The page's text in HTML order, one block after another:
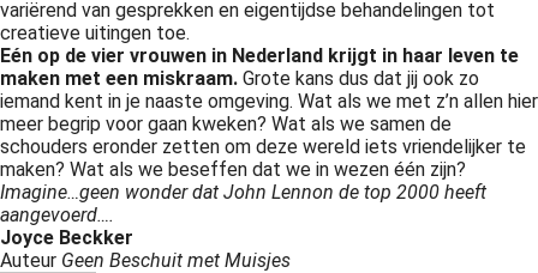
variërend van gesprekken en eigentijdse behandelingen tot
creatieve uitingen toe.
Eén op de vier vrouwen in Nederland krijgt in haar leven te
maken met een miskraam. Grote kans dus dat jij ook zo
iemand kent in je naaste omgeving. Wat als we met z’n allen hier
meer begrip voor gaan kweken? Wat als we samen de
schouders eronder zetten om deze wereld iets vriendelijker te
maken? Wat als we beseffen dat we in wezen één zijn?
Imagine…geen wonder dat John Lennon de top 2000 heeft
aangevoerd….
Joyce Beckker
Auteur Geen Beschuit met Muisjes